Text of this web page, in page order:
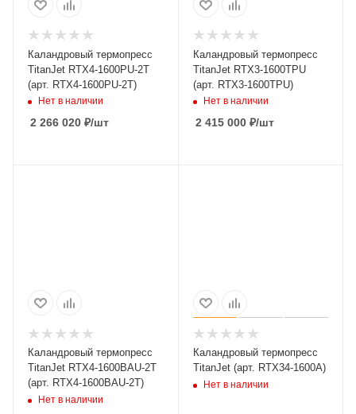
Каландровый термопресс
TitanJet RTX4-1600PU-2T
(арт. RTX4-1600PU-2T)
Нет в наличии
2 266 020 ₽/шт
Каландровый термопресс
TitanJet RTX3-1600TPU
(арт. RTX3-1600TPU)
Нет в наличии
2 415 000₽/шт
Каландровый термопресс
TitanJet RTX4-1600BAU-2T
(арт. RTX4-1600BAU-2T)
Нет в наличии
Каландровый термопресс
TitanJet (арт. RTX34-1600A)
Нет в наличии